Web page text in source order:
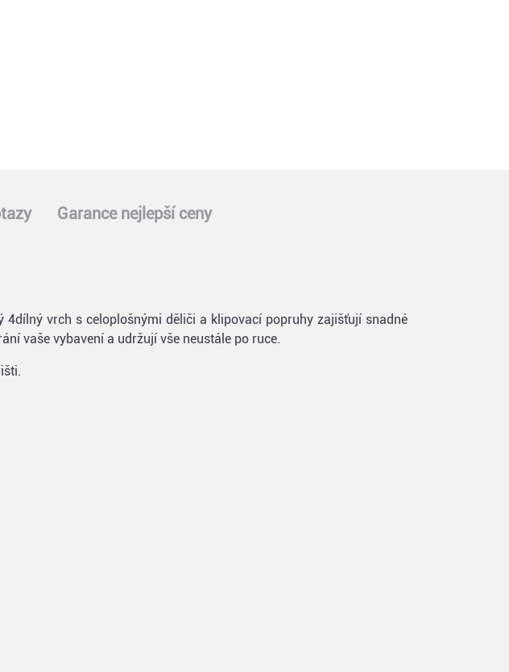
Garance nejlepší ceny
vrch s celoplošnými děliči a klipovací popruhy zajišťují snadné
vaše vybavení a udržují vše neustále po ruce.